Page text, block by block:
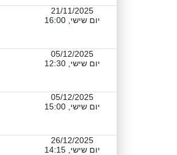
21/11/2025
יום שישי, 16:00
05/12/2025
יום שישי, 12:30
05/12/2025
יום שישי, 15:00
26/12/2025
יום שישי, 14:15